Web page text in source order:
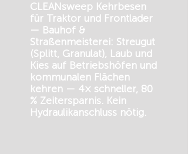
CLEANsweep Kehrbesen
für Traktor und Frontlader
— Bauhof &
Straßenmeisterei: Streugut
(Splitt, Granulat), Laub und
Kies auf Betriebshöfen und
kommunalen Flächen
kehren — 4× schneller, 80
% Zeitersparnis. Kein
Hydraulikanschluss nötig.